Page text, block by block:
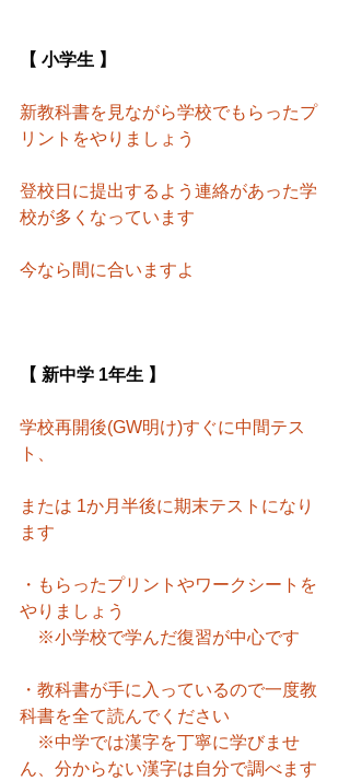
【 小学生 】
新教科書を見ながら学校でもらったプ
リントをやりましょう
登校日に提出するよう連絡があった学
校が多くなっています
今なら間に合いますよ
【 新中学 1年生 】
学校再開後(GW明け)すぐに中間テス
ト、
または 1か月半後に期末テストになり
ます
・もらったプリントやワークシートを
やりましょう
※小学校で学んだ復習が中心です
・教科書が手に入っているので一度教
科書を全て読んでください
※中学では漢字を丁寧に学びませ
ん、分からない漢字は自分で調べます